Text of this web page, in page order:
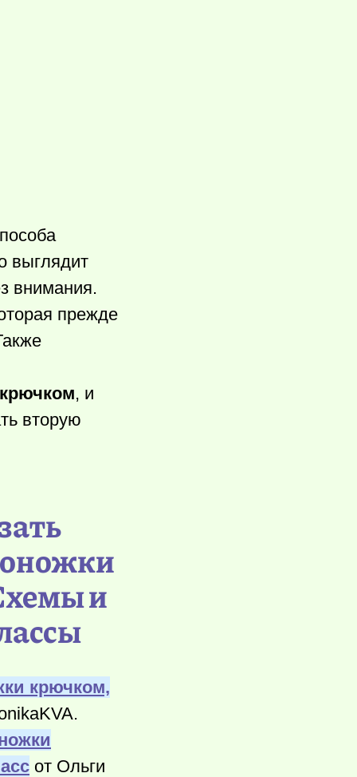
выглядит
внимания.
прежде
, и
вторую
и
крючком,
от Ольги